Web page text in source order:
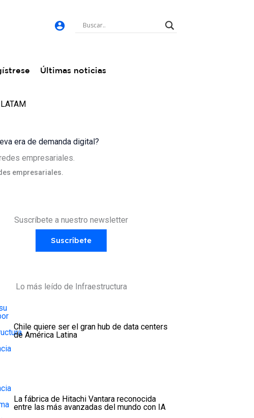
Últimas noticias
LATAM
era de demanda digital?
empresariales.
Suscríbete a nuestro newsletter
Suscríbete
Lo más leído de Infraestructura
Chile quiere ser el gran hub de data centers
de América Latina
La fábrica de Hitachi Vantara reconocida
entre las más avanzadas del mundo con IA